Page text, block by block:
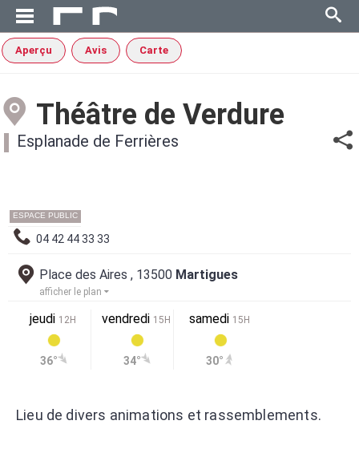
Aperçu Avis Carte
Théâtre de Verdure
Esplanade de Ferrières
ESPACE PUBLIC
04 42 44 33 33
Place des Aires , 13500 Martigues
afficher le plan
jeudi 12H
36°
vendredi 15H
34°
samedi 15H
30°
Lieu de divers animations et rassemblements.